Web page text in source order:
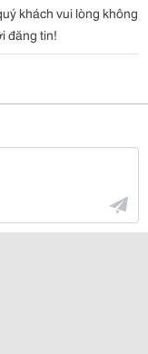
khách vui lòng không
đăng tin!